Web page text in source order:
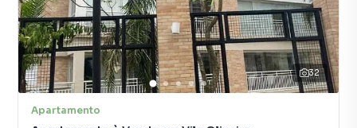
32
Apartamento